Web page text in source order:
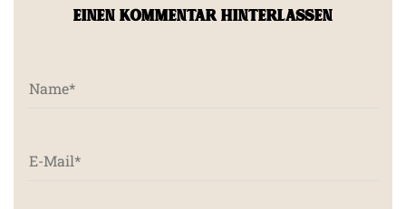
EINEN KOMMENTAR HINTERLASSEN